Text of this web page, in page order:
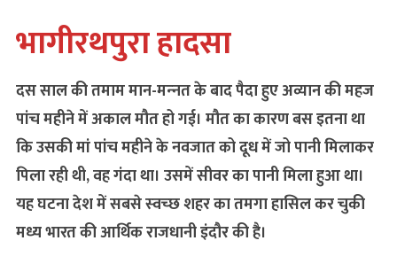
भागीरथपुरा हादसा
दस साल की तमाम मान-मन्‍नत के बाद पैदा हुए अव्यान की महज
पांच महीने में अकाल मौत हो गई। मौत का कारण बस इतना था
कि उसकी मां पांच महीने के नवजात को दूध में जो पानी मिलाकर
पिला रही थी, वह गंदा था। उसमें सीवर का पानी मिला हुआ था।
यह घटना देश में सबसे स्‍वच्‍छ शहर का तमगा हासिल कर चुकी
मध्य भारत की आर्थिक राजधानी इंदौर की है।